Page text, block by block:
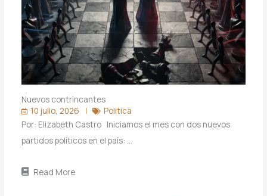
Nuevos contrincantes
10 julio, 2026
Politica
Por: Elizabeth Castro Iniciamos el mes con dos nuevos
partidos políticos en el país: …
Read More